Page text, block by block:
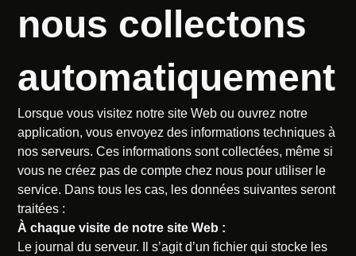
nous collectons
automatiquement
Lorsque vous visitez notre site Web ou ouvrez notre
application, vous envoyez des informations techniques à
nos serveurs. Ces informations sont collectées, même si
vous ne créez pas de compte chez nous pour utiliser le
service. Dans tous les cas, les données suivantes seront
traitées :
À chaque visite de notre site Web :
Le journal du serveur. Il s’agit d’un fichier qui stocke les